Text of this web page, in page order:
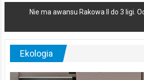
Nie ma awansu Rakowa II do 3 ligi.
Ekologia